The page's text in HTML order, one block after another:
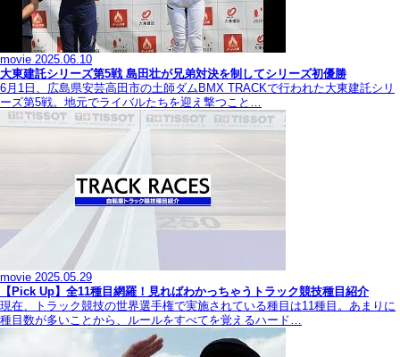
movie 2025.06.10
大東建託シリーズ第5戦 島田壮が兄弟対決を制してシリーズ初優勝
6月1日、広島県安芸高田市の土師ダムBMX TRACKで行われた大東建託シリ
ーズ第5戦。地元でライバルたちを迎え撃つこと…
movie 2025.05.29
【Pick Up】全11種目網羅！見ればわかっちゃうトラック競技種目紹介
現在、トラック競技の世界選手権で実施されている種目は11種目。あまりに
種目数が多いことから、ルールをすべてを覚えるハード…